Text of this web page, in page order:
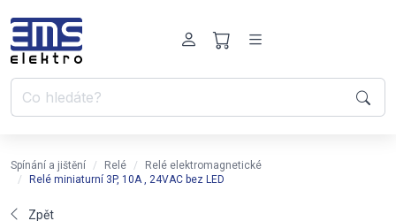
Spínání a jištění Relé
Relé elektromagnetické
Relé miniaturní 3P, 10A , 24VAC bez LED
Zpět